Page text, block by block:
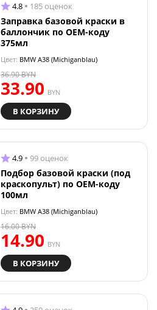
4.8 185 оценок
Заправка базовой краски в
баллончик по OEM-коду
375мл
Цвет: BMW A38 (Michiganblau)
33.90 BYN
36.90BYN
В КОРЗИНУ
4.9 99 оценок
Подбор базовой краски (под
краскопульт) по OEM-коду
100мл
Цвет: BMW A38 (Michiganblau)
14.90 BYN
16.00BYN
В КОРЗИНУ